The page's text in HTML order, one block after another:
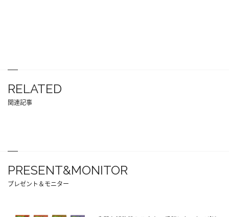
RELATED
関連記事
PRESENT&MONITOR
プレゼント＆モニター